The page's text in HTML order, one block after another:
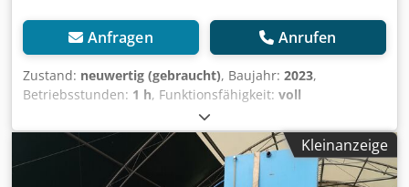
Anfragen Anrufen
Zustand: neuwertig (gebraucht), Baujahr: 2023,
Betriebsstunden: 1 h, Funktionsfähigkeit: voll
, Maschinen-/Fahrzeugnummer:
Ultraschallreinigungsanlage, keine 2 Betriebsstunden
Dedpfsxqnqpjx Algjck
Kleinanzeige